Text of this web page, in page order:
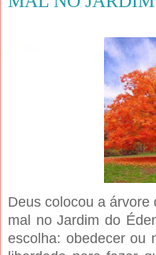
Deus colocou a
mal no Jardim do
escolha: obedecer ou